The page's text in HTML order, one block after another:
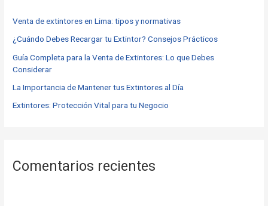
p
o
r
:
Venta de extintores en Lima: tipos y normativas
¿Cuándo Debes Recargar tu Extintor? Consejos Prácticos
Guía Completa para la Venta de Extintores: Lo que Debes
Considerar
La Importancia de Mantener tus Extintores al Día
Extintores: Protección Vital para tu Negocio
Comentarios recientes